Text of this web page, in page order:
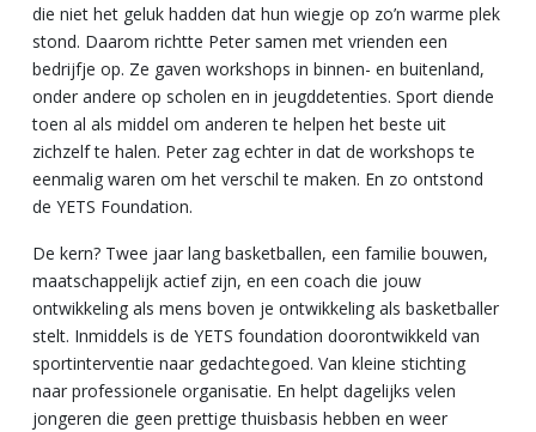
die niet het geluk hadden dat hun wiegje op zo’n warme plek
stond. Daarom richtte Peter samen met vrienden een
bedrijfje op. Ze gaven workshops in binnen- en buitenland,
onder andere op scholen en in jeugddetenties. Sport diende
toen al als middel om anderen te helpen het beste uit
zichzelf te halen. Peter zag echter in dat de workshops te
eenmalig waren om het verschil te maken. En zo ontstond
de YETS Foundation.
De kern? Twee jaar lang basketballen, een familie bouwen,
maatschappelijk actief zijn, en een coach die jouw
ontwikkeling als mens boven je ontwikkeling als basketballer
stelt. Inmiddels is de YETS foundation doorontwikkeld van
sportinterventie naar gedachtegoed. Van kleine stichting
naar professionele organisatie. En helpt dagelijks velen
jongeren die geen prettige thuisbasis hebben en weer